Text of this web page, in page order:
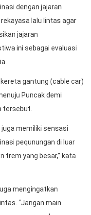
Gantung (Cable Car)
jalur Puncak Bogor
pada 27-28 Februari
dengan jajaran
lalu lintas agar
jajaran
ini sebagai evaluasi
gantung (cable car)